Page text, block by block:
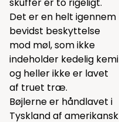
Det er en helt igennem
bevidst beskyttelse
mod møl, som ikke
indeholder kedelig kemi
og heller ikke er lavet
af truet træ.
Bøjlerne er håndlavet i
Tyskland af amerikansk